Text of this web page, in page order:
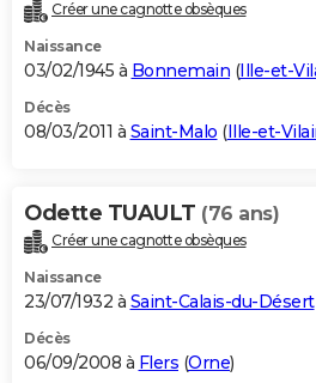
Créer une cagnotte obsèques
Naissance
03/02/1945 à Bonnemain (Ille-et-
Décès
08/03/2011 à Saint-Malo (Ille-et-
Odette TUAULT (76 ans)
Créer une cagnotte obsèques
Naissance
23/07/1932 à Saint-Calais-du-Désert
Décès
06/09/2008 à Flers (Orne)